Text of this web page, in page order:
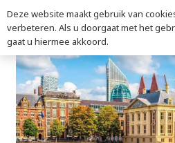
Deze website maakt gebruik van
verbeteren. Als u doorgaat met het
gaat u hiermee akkoord.